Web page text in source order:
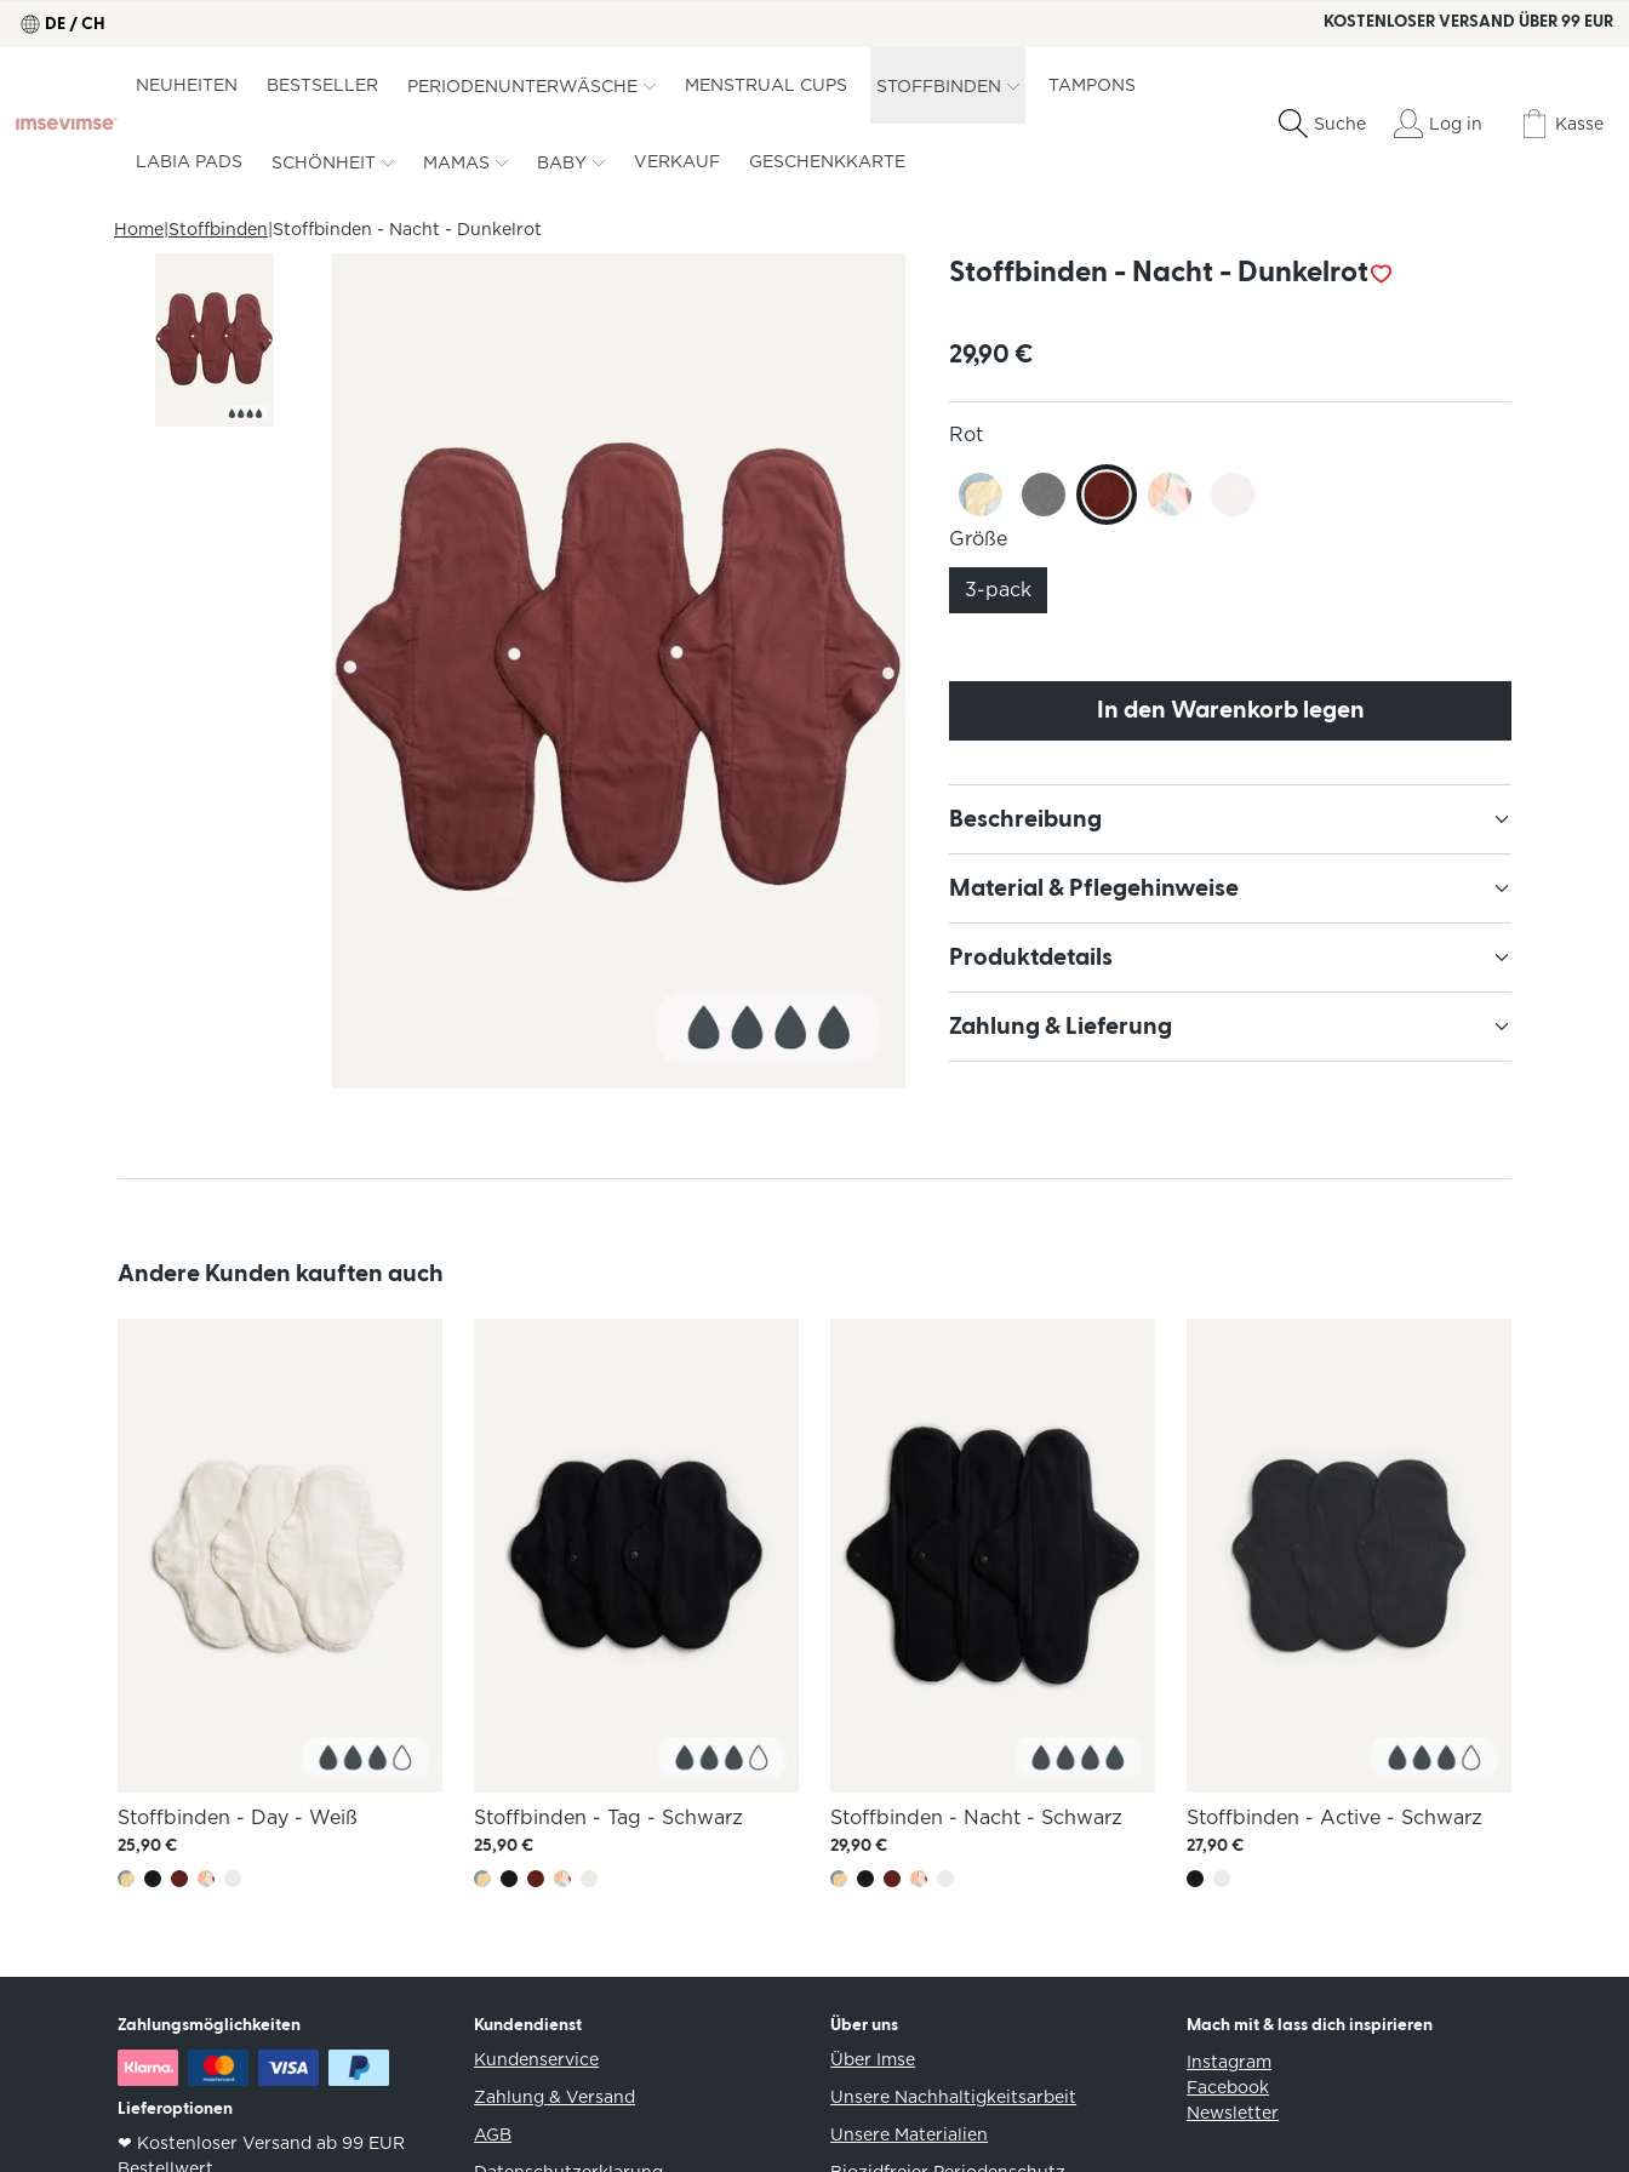
DE / CH KOSTENLOSER VERSAND ÜBER 99 EUR
NEUHEITEN BESTSELLER PERIODENUNTERWÄSCHE MENSTRUAL CUPS STOFFBINDEN TAMPONS
LABIA PADS SCHÖNHEIT MAMAS BABY VERKAUF GESCHENKKARTE
Suche Log in Kasse
Home Stoffbinden Stoffbinden - Nacht - Dunkelrot
Stoffbinden - Nacht - Dunkelrot
29,90 €
Rot
Größe
3-pack
In den Warenkorb legen
Beschreibung
Material & Pflegehinweise
Produktdetails
Zahlung & Lieferung
Andere Kunden kauften auch
Stoffbinden - Day - Weiß
25,90 €
Stoffbinden - Tag - Schwarz
25,90 €
Stoffbinden - Nacht - Schwarz
29,90 €
Stoffbinden - Active - Schwarz
27,90 €
Zahlungsmöglichkeiten
Lieferoptionen
❤︎ Kostenloser Versand ab 99 EUR
Bestellwert
Kundendienst
Kundenservice
Zahlung & Versand
AGB
Über uns
Über Imse
Unsere Nachhaltigkeitsarbeit
Unsere Materialien
Mach mit & lass dich inspirieren
Instagram
Facebook
Newsletter